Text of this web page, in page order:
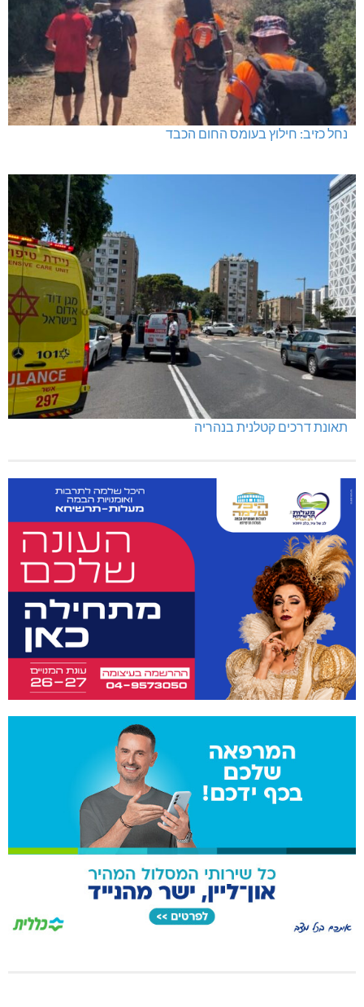
נחל כזיב: חילוץ בעומס החום הכבד
תאונת דרכים קטלנית בנהריה